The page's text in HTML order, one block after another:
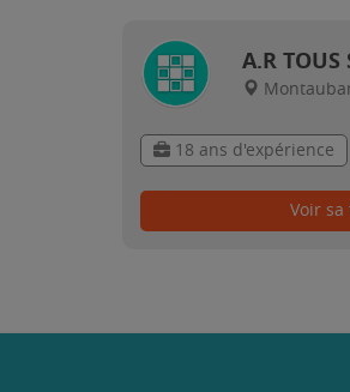
A.R TOUS
18 ans d'expérience
Voir sa